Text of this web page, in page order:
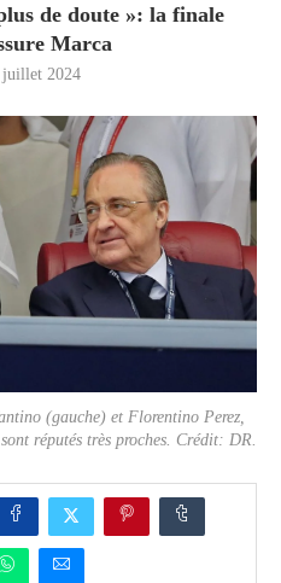
de doute »: la finale
Marca
juillet 2024
(gauche) et Florentino Perez,
réputés très proches. Crédit: DR.